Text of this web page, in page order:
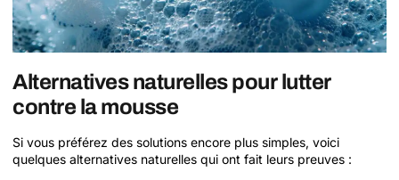
Alternatives naturelles pour lutter
contre la mousse
Si vous préférez des solutions encore plus simples, voici
quelques alternatives naturelles qui ont fait leurs preuves :